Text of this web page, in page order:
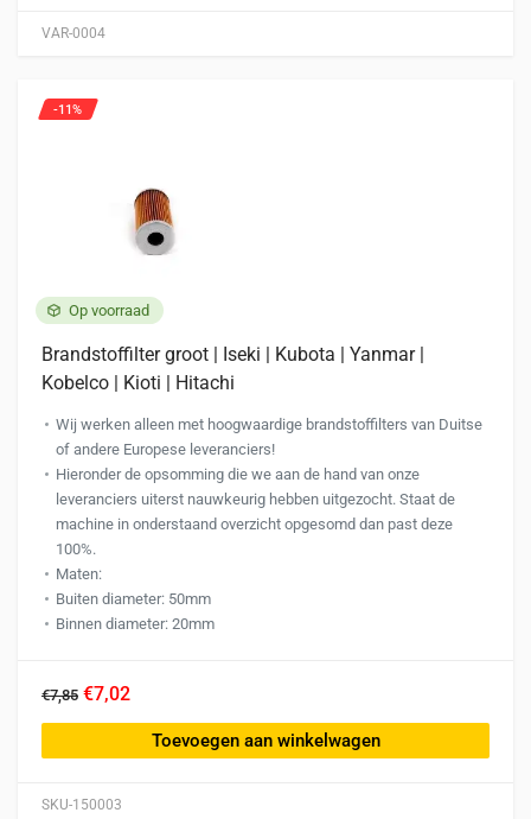
VAR-0004
Deze
kan
productpagina
Op voorraad
SKU-150003
-11%
Brandstoffilter groot | Iseki | Kubota | Yanmar |
Kobelco | Kioti | Hitachi
Wij werken alleen met hoogwaardige brandstoffilters van Duitse
of andere Europese leveranciers!
Hieronder de opsomming die we aan de hand van onze
leveranciers uiterst nauwkeurig hebben uitgezocht. Staat de
machine in onderstaand overzicht opgesomd dan past deze
100%.
Maten:
Buiten diameter: 50mm
Binnen diameter: 20mm
€7,85 €7,02
Toevoegen aan winkelwagen